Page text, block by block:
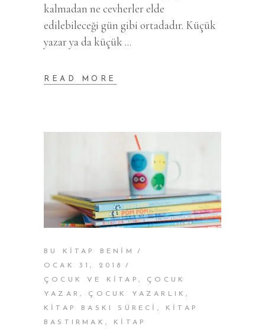
kalmadan ne cevherler elde
edilebileceği gün gibi ortadadır. Küçük
yazar ya da küçük
READ MORE
BU KİTAP BENİM
OCAK 31, 2018
ÇOCUK VE KITAP , ÇOCUK
YAZAR , ÇOCUK YAZARLIK,
KITAP BASKI SÜRECI ,
KITAP
BASTIRMAK ,
KITAP